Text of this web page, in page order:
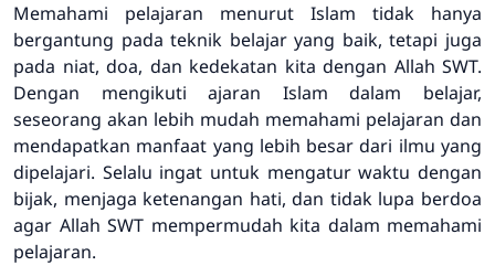
Memahami pelajaran menurut Islam tidak hanya
bergantung pada teknik belajar yang baik, tetapi juga
pada niat, doa, dan kedekatan kita dengan Allah SWT.
Dengan mengikuti ajaran Islam dalam belajar,
seseorang akan lebih mudah memahami pelajaran dan
mendapatkan manfaat yang lebih besar dari ilmu yang
dipelajari. Selalu ingat untuk mengatur waktu dengan
bijak, menjaga ketenangan hati, dan tidak lupa berdoa
agar Allah SWT mempermudah kita dalam memahami
pelajaran.